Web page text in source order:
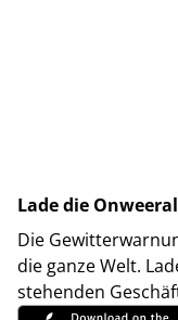
Lade die
Die
die ganze Welt.
stehenden